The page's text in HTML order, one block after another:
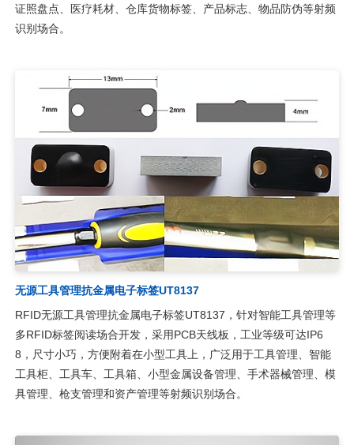
证照盘点、医疗耗材、仓库货物标签、产品标志、物品防伪等射频
识别场合。
无源工具管理抗金属电子标签UT8137
RFID无源工具管理抗金属电子标签UT8137，针对智能工具管理等
多RFID标签阅读场合开发，采用PCB天线板，工业等级可达IP6
8，尺寸小巧，方便附着在小型工具上，广泛用于工具管理、智能
工具柜、工具车、工具箱、小型金属设备管理、手术器械管理、模
具管理、枪支管理和资产管理等射频识别场合。